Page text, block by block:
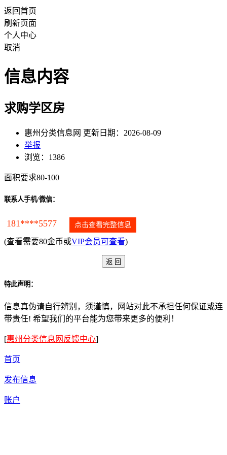
返回首页
刷新页面
个人中心
取消
信息内容
求购学区房
惠州分类信息网 更新日期：2026-08-09
举报
浏览：1386
面积要求80-100
联系人手机/微信：
181****5577 点击查看完整信息
(查看需要80金币或VIP会员可查看)
特此声明：
信息真伪请自行辨别，须谨慎，网站对此不承担任何保证或连
带责任! 希望我们的平台能为您带来更多的便利！
[惠州分类信息网反馈中心]
首页
发布信息
账户